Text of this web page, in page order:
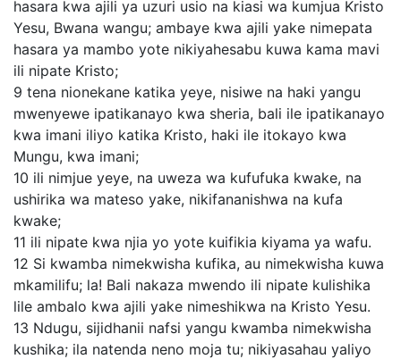
hasara kwa ajili ya uzuri usio na kiasi wa kumjua Kristo
Yesu, Bwana wangu; ambaye kwa ajili yake nimepata
hasara ya mambo yote nikiyahesabu kuwa kama mavi
ili nipate Kristo;
9 tena nionekane katika yeye, nisiwe na haki yangu
mwenyewe ipatikanayo kwa sheria, bali ile ipatikanayo
kwa imani iliyo katika Kristo, haki ile itokayo kwa
Mungu, kwa imani;
10 ili nimjue yeye, na uweza wa kufufuka kwake, na
ushirika wa mateso yake, nikifananishwa na kufa
kwake;
11 ili nipate kwa njia yo yote kuifikia kiyama ya wafu.
12 Si kwamba nimekwisha kufika, au nimekwisha kuwa
mkamilifu; la! Bali nakaza mwendo ili nipate kulishika
lile ambalo kwa ajili yake nimeshikwa na Kristo Yesu.
13 Ndugu, sijidhanii nafsi yangu kwamba nimekwisha
kushika; ila natenda neno moja tu; nikiyasahau yaliyo